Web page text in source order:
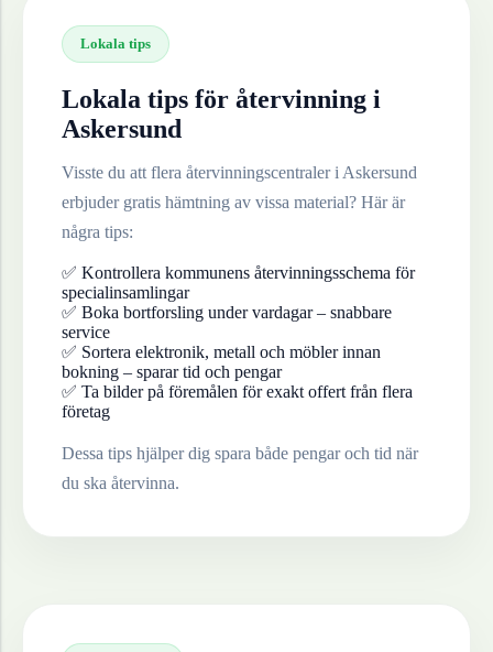
Lokala tips
Lokala tips för återvinning i
Askersund
Visste du att flera återvinningscentraler i Askersund
erbjuder gratis hämtning av vissa material? Här är
några tips:
✅ Kontrollera kommunens återvinningsschema för
specialinsamlingar
✅ Boka bortforsling under vardagar – snabbare
service
✅ Sortera elektronik, metall och möbler innan
bokning – sparar tid och pengar
✅ Ta bilder på föremålen för exakt offert från flera
företag
Dessa tips hjälper dig spara både pengar och tid när
du ska återvinna.